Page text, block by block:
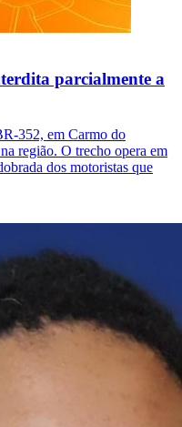
parcialmente a
352, em Carmo do
região. O trecho opera em
dos motoristas que